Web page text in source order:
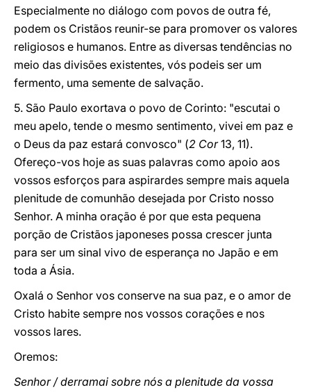
Especialmente no diálogo com povos de outra fé,
podem os Cristãos reunir-se para promover os valores
religiosos e humanos. Entre as diversas tendências no
meio das divisões existentes, vós podeis ser um
fermento, uma semente de salvação.
5. São Paulo exortava o povo de Corinto: "escutai o
meu apelo, tende o mesmo sentimento, vivei em paz e
o Deus da paz estará convosco" (2 Cor13, 11).
Ofereço-vos hoje as suas palavras como apoio aos
vossos esforços para aspirardes sempre mais aquela
plenitude de comunhão desejada por Cristo nosso
Senhor. A minha oração é por que esta pequena
porção de Cristãos japoneses possa crescer junta
para ser um sinal vivo de esperança no Japão e em
toda a Ásia.
Oxalá o Senhor vos conserve na sua paz, e o amor de
Cristo habite sempre nos vossos corações e nos
vossos lares.
Oremos:
Senhor / derramai sobre nós a plenitude da vossa